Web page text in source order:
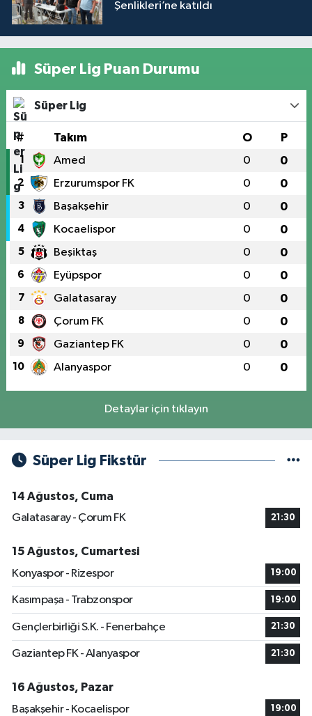
Şenlikleri’ne katıldı
Süper Lig Puan Durumu
Süper Lig
# Takım O P
1 Amed 0 0
2 Erzurumspor FK 0 0
3 Başakşehir 0 0
4 Kocaelispor 0 0
5 Beşiktaş 0 0
6 Eyüpspor 0 0
7 Galatasaray 0 0
8 Çorum FK 0 0
9 Gaziantep FK 0 0
10 Alanyaspor 0 0
Detaylar için tıklayın
Süper Lig Fikstür
14 Ağustos, Cuma
Galatasaray - Çorum FK
21:30
15 Ağustos, Cumartesi
Konyaspor - Rizespor
19:00
Kasımpaşa - Trabzonspor 19:00
Gençlerbirliği S.K. - Fenerbahçe 21:30
Gaziantep FK - Alanyaspor 21:30
16 Ağustos, Pazar
Başakşehir - Kocaelispor
19:00